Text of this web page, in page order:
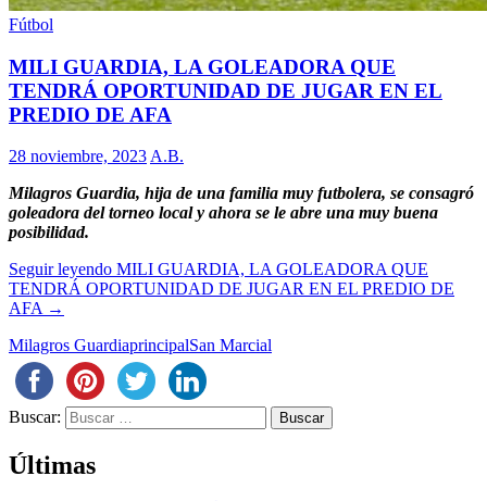
Fútbol
MILI GUARDIA, LA GOLEADORA QUE
TENDRÁ OPORTUNIDAD DE JUGAR EN EL
PREDIO DE AFA
28 noviembre, 2023A.B.
Milagros Guardia, hija de una familia muy futbolera, se consagró
goleadora del torneo local y ahora se le abre una muy buena
posibilidad.
Seguir leyendo MILI GUARDIA, LA GOLEADORA QUE
TENDRÁ OPORTUNIDAD DE JUGAR EN EL PREDIO DE
AFA →
Milagros GuardiaprincipalSan Marcial
Buscar:
Últimas